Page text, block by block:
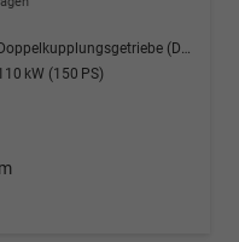
Doppelkupplungsgetriebe (DSG)
kW (150 PS)